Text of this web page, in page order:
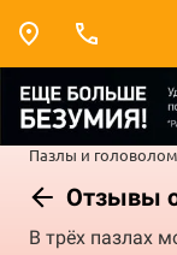
Пазлы и
Отзывы
В трёх пазлах